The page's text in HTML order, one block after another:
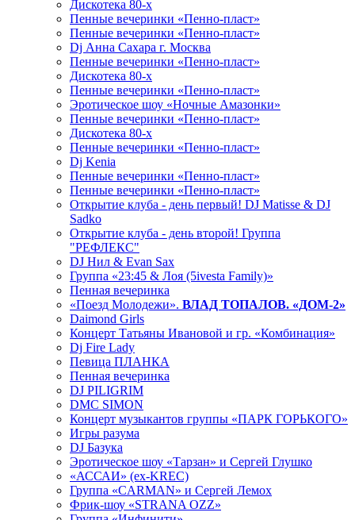
Дискотека 80-х
Пенные вечеринки «Пенно-пласт»
Пенные вечеринки «Пенно-пласт»
Dj Анна Сахара г. Москва
Пенные вечеринки «Пенно-пласт»
Дискотека 80-х
Пенные вечеринки «Пенно-пласт»
Эротическое шоу «Ночные Амазонки»
Пенные вечеринки «Пенно-пласт»
Дискотека 80-х
Пенные вечеринки «Пенно-пласт»
Dj Kenia
Пенные вечеринки «Пенно-пласт»
Пенные вечеринки «Пенно-пласт»
Открытие клуба - день первый! DJ Matisse & DJ
Sadko
Открытие клуба - день второй! Группа
"РЕФЛЕКС"
DJ Нил & Evan Sax
Группа «23:45 & Лоя (5ivesta Family)»
Пенная вечеринка
«Поезд Молодежи». ВЛАД ТОПАЛОВ. «ДОМ-2»
Daimond Girls
Концерт Татьяны Ивановой и гр. «Комбинация»
Dj Fire Lady
Певица ПЛАНКА
Пенная вечеринка
DJ PILIGRIM
DMC SIMON
Концерт музыкантов группы «ПАРК ГОРЬКОГО»
Игры разума
DJ Базука
Эротическое шоу «Тарзан» и Сергей Глушко
«АССАИ» (ex-KREC)
Группа «CARMAN» и Сергей Лемох
Фрик-шоу «STRANA OZZ»